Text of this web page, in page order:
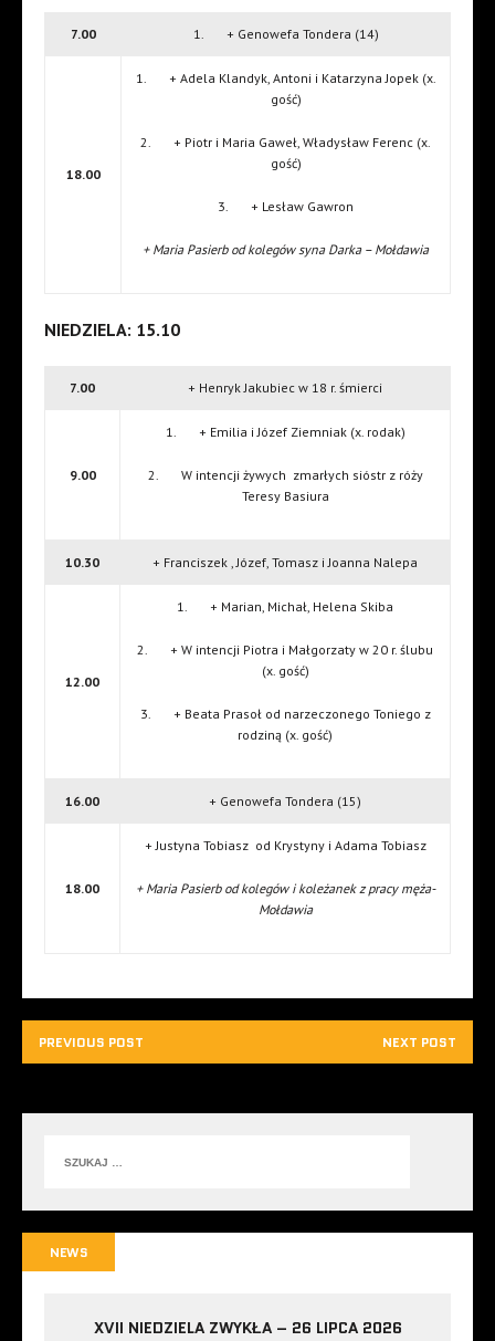
7.00 1. + Genowefa Tondera (14)
18.00
1. + Adela Klandyk, Antoni i Katarzyna Jopek (x.
gość)
2. + Piotr i Maria Gaweł, Władysław Ferenc (x.
gość)
3. + Lesław Gawron
+ Maria Pasierb od kolegów syna Darka – Mołdawia
NIEDZIELA: 15.10
7.00 + Henryk Jakubiec w 18 r. śmierci
9.00
1. + Emilia i Józef Ziemniak (x. rodak)
2. W intencji żywych zmarłych sióstr z róży
Teresy Basiura
10.30 + Franciszek , Józef, Tomasz i Joanna Nalepa
12.00
1. + Marian, Michał, Helena Skiba
2. + W intencji Piotra i Małgorzaty w 20 r. ślubu
(x. gość)
3. + Beata Prasoł od narzeczonego Toniego z
rodziną (x. gość)
16.00 + Genowefa Tondera (15)
18.00
+ Justyna Tobiasz od Krystyny i Adama Tobiasz
+ Maria Pasierb od kolegów i koleżanek z pracy męża-
Mołdawia
PREVIOUS POST NEXT POST
NEWS
XVII NIEDZIELA ZWYKŁA – 26 LIPCA 2026